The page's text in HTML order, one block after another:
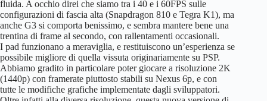
fluida. A occhio direi che siamo tra i 40 e i 60FPS sulle
configurazioni di fascia alta (Snapdragon 810 e Tegra K1), ma
anche G3 si comporta benissimo, e sembra mantere bene una
trentina di frame al secondo, con rallentamenti occasionali.
I pad funzionano a meraviglia, e restituiscono un’esperienza se
possibile migliore di quella vissuta originariamente su PSP.
Abbiamo gradito in particolare poter giocare a risoluzione 2K
(1440p) con framerate piuttosto stabili su Nexus 6p, e con
tutte le modifiche grafiche implementate dagli sviluppatori.